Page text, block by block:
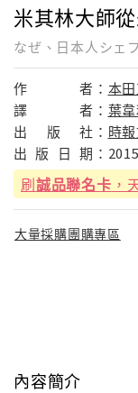
米其林大師
なぜ、日本人シェ
作 者： 本
譯
者： 葉
出
版 社： 時
出 版 日 期：
刷誠品聯名卡 ，
大量採購團購專區
內容簡介